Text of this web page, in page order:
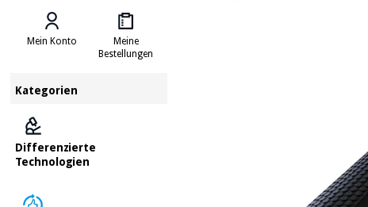
Mein Konto
Meine
Bestellungen
Kategorien
Differenzierte
Technologien